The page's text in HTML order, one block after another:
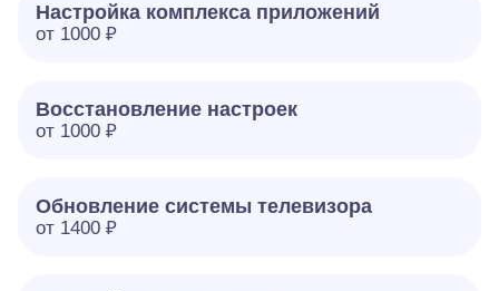
Настройка комплекса приложений
от 1000 ₽
Восстановление настроек
от 1000 ₽
Обновление системы телевизора
от 1400 ₽